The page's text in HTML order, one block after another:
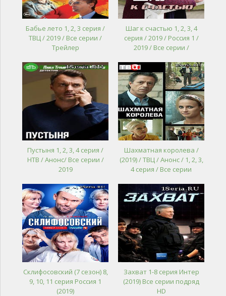
Бабье лето 1, 2, 3 серия /
ТВЦ / 2019 / Все серии /
Трейлер
Шаг к счастью 1, 2, 3, 4
серия / 2019 / Россия 1 /
2019 / Все серии /
Пустыня 1, 2, 3, 4 серия /
НТВ / Анонс/ Все серии /
2019
Шахматная королева /
(2019) / ТВЦ / Анонс / 1, 2, 3,
4 серия / Все серии
Склифосовский (7 сезон) 8,
9, 10, 11 серия Россия 1
(2019)
Захват 1-8 серия Интер
(2019) Все серии подряд
HD